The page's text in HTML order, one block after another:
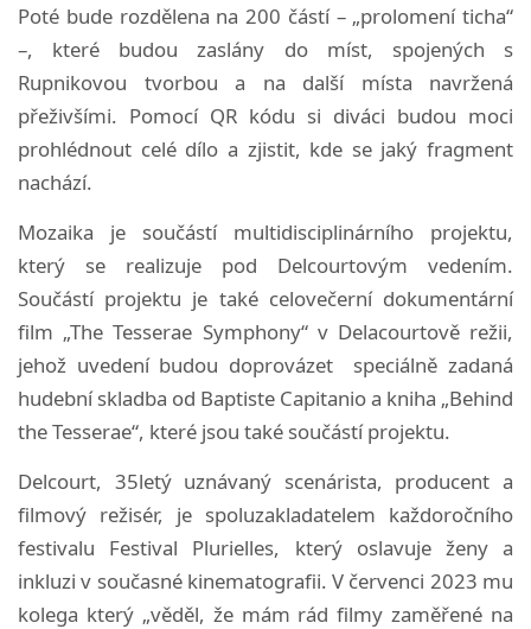
Poté bude rozdělena na 200 částí – „prolomení ticha“
–, které budou zaslány do míst, spojených s
Rupnikovou tvorbou a na další místa navržená
přeživšími. Pomocí QR kódu si diváci budou moci
prohlédnout celé dílo a zjistit, kde se jaký fragment
nachází.
Mozaika je součástí multidisciplinárního projektu,
který se realizuje pod Delcourtovým vedením.
Součástí projektu je také celovečerní dokumentární
film „The Tesserae Symphony“ v Delacourtově režii,
jehož uvedení budou doprovázet speciálně zadaná
hudební skladba od Baptiste Capitanio a kniha „Behind
the Tesserae“, které jsou také součástí projektu.
Delcourt, 35letý uznávaný scenárista, producent a
filmový režisér, je spoluzakladatelem každoročního
festivalu Festival Plurielles, který oslavuje ženy a
inkluzi v současné kinematografii. V červenci 2023 mu
kolega který „věděl, že mám rád filmy zaměřené na